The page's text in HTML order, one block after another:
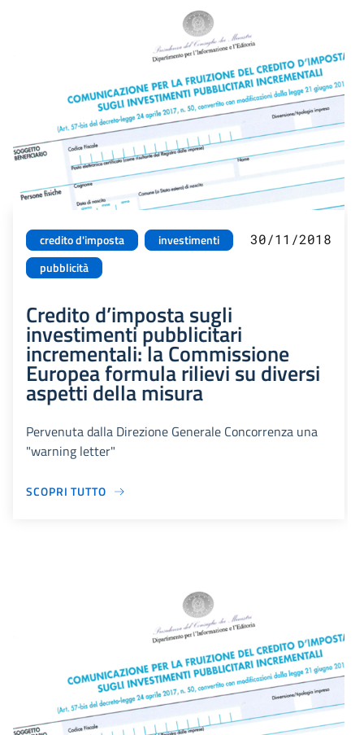
credito d'imposta
investimenti
pubblicità
30/11/2018
Credito d’imposta sugli
investimenti pubblicitari
incrementali: la Commissione
Europea formula rilievi su diversi
aspetti della misura
Pervenuta dalla Direzione Generale Concorrenza una
"warning letter"
SCOPRI TUTTO